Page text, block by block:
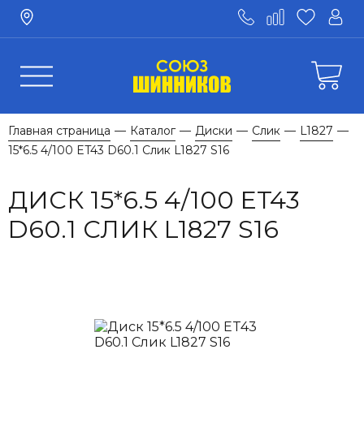
Главная страница — Каталог — Диски — Слик — L1827 —
15*6.5 4/100 ET43 D60.1 Слик L1827 S16
ДИСК 15*6.5 4/100 ET43
D60.1 СЛИК L1827 S16